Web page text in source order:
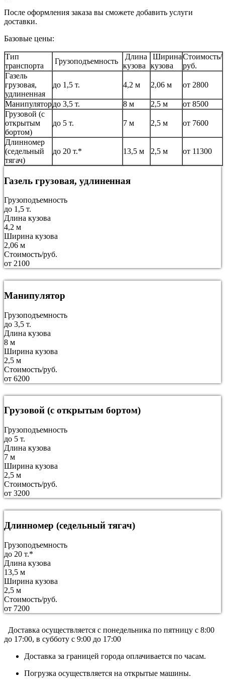
После оформления заказа вы сможете добавить услуги
доставки.
Базовые цены:
Тип
транспорта
Грузоподъемность
Длина
кузова
Ширина
кузова
Стоимость/
руб.
Газель
грузовая,
удлиненная
до 1,5 т. 4,2 м 2,06 м от 2800
Манипулятордо 3,5 т. 8 м 2,5 м
от 8500
Грузовой (с
открытым
бортом)
до 5 т. 7 м 2,5 м от 7600
Длинномер
(седельный
тягач)
до 20 т.* 13,5 м 2,5 м от 11300
Газель грузовая, удлиненная
Грузоподъемность
до 1,5 т.
Длина кузова
4,2 м
Ширина кузова
2,06 м
Стоимость/руб.
от 2100
Манипулятор
Грузоподъемность
до 3,5 т.
Длина кузова
8 м
Ширина кузова
2,5 м
Стоимость/руб.
от 6200
Грузовой (с открытым бортом)
Грузоподъемность
до 5 т.
Длина кузова
7 м
Ширина кузова
2,5 м
Стоимость/руб.
от 3200
Длинномер (седельный тягач)
Грузоподъемность
до 20 т.*
Длина кузова
13,5 м
Ширина кузова
2,5 м
Стоимость/руб.
от 7200
Доставка осуществляется c понедельника по пятницу с 8:00
до 17:00, в субботу с 9:00 до 17:00
Доставка за границей города оплачивается по часам.
Погрузка осуществляется на открытые машины.